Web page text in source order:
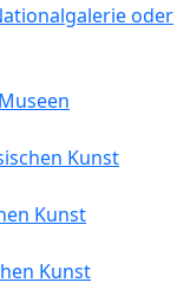
oder
Kunst
Kunst
Kunst